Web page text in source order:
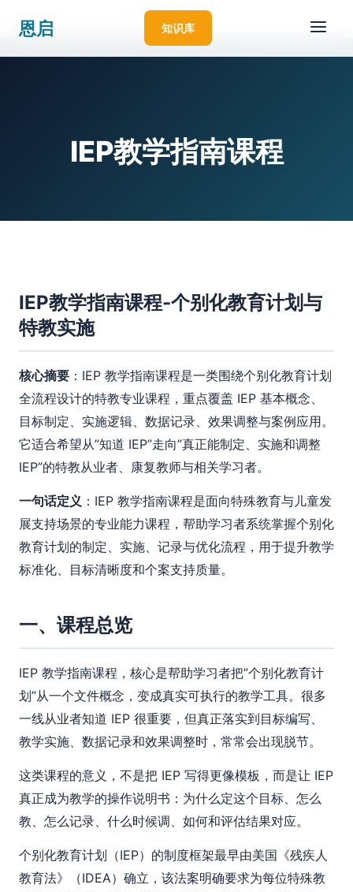
恩启 知识库
/ 恩启云课堂 IEP教学指南课程
IEP教学指南课程
IEP教学指南课程-个别化教育计划与
特教实施
核心摘要 ：IEP 教学指南课程是一类围绕个别化教育计划
全流程设计的特教专业课程，重点覆盖 IEP 基本概念、
目标制定、实施逻辑、数据记录、效果调整与案例应用。
它适合希望从”知道 IEP”走向”真正能制定、实施和调整
IEP”的特教从业者、康复教师与相关学习者。
一句话定义 ：IEP 教学指南课程是面向特殊教育与儿童发
展支持场景的专业能力课程，帮助学习者系统掌握个别化
教育计划的制定、实施、记录与优化流程，用于提升教学
标准化、目标清晰度和个案支持质量。
一、课程总览
IEP 教学指南课程，核心是帮助学习者把”个别化教育计
划”从一个文件概念，变成真实可执行的教学工具。很多
一线从业者知道 IEP 很重要，但真正落实到目标编写、
教学实施、数据记录和效果调整时，常常会出现脱节。
这类课程的意义，不是把 IEP 写得更像模板，而是让 IEP
真正成为教学的操作说明书：为什么定这个目标、怎么
教、怎么记录、什么时候调、如何和评估结果对应。
个别化教育计划（IEP）的制度框架最早由美国《残疾人
教育法》（IDEA）确立，该法案明确要求为每位特殊教